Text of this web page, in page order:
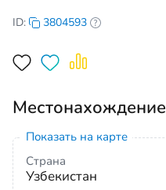
ID: 3804593
Местонахождение
Показать на карте
Страна
Узбекистан